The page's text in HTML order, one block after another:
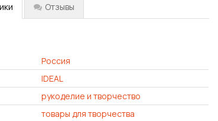
Отзывы
Россия
IDEAL
рукоделие и творчество
товары для творчества